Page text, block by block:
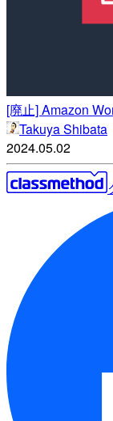
[廃止] Amazon
Takuya Shibata
2024.05.02